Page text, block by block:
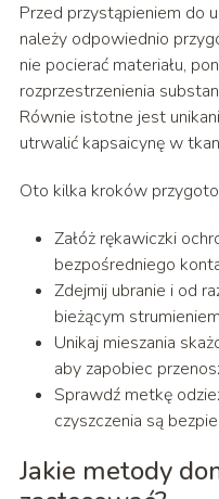
Przed przystąpieniem do
należy odpowiednio
nie pocierać materiału,
rozprzestrzenienia
Równie istotne jest
utrwalić kapsaicynę w
Oto kilka kroków
Załóż rękawiczki
bezpośredniego
Zdejmij ubranie i od
bieżącym
Unikaj mieszania
aby zapobiec
Sprawdź metkę
czyszczenia są
Jakie metody